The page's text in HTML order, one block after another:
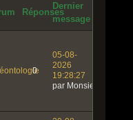
Réponses
Dernier
message
0
05-08-
2026
19:28:27
par Monsieur ADN